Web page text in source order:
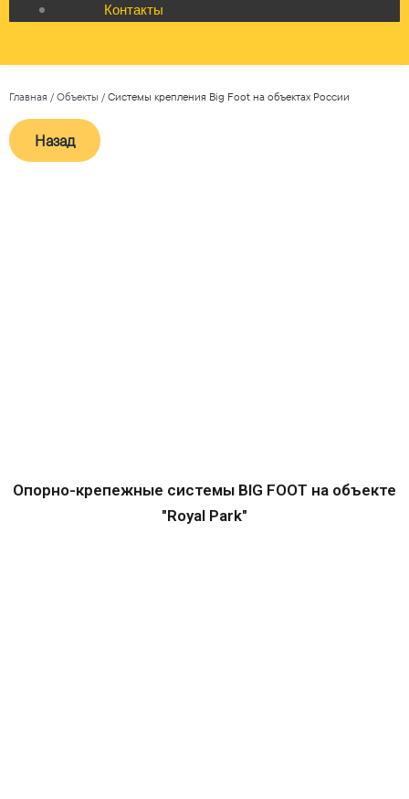
Контакты
Главная / Объекты / Системы крепления Big Foot на объектах России
Назад
Опорно-крепежные системы BIG FOOT на объекте
"Royal Park"